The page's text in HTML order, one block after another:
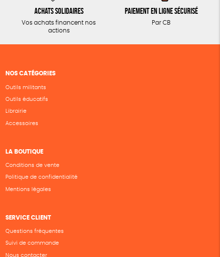
Achats solidaires
Vos achats financent nos
actions
Paiement en ligne sécurisé
Par CB
NOS CATÉGORIES
Outils militants
Outils éducatifs
Librairie
Accessoires
LA BOUTIQUE
Conditions de vente
Politique de confidentialité
Mentions légales
SERVICE CLIENT
Questions fréquentes
Suivi de commande
Nous contacter